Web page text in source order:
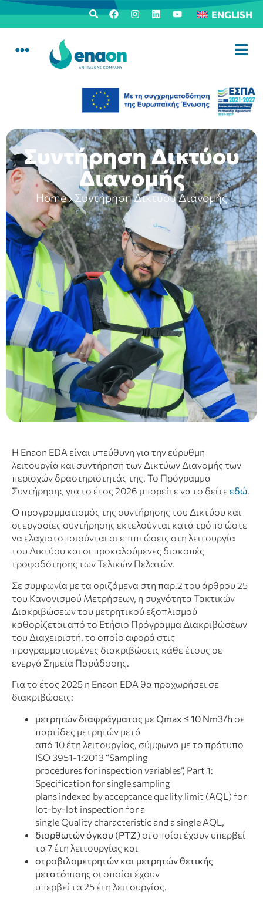
ENGLISH
Συντήρηση Δικτύου
Διανομής
Home›Συντήρηση Δικτύου Διανομής
H Enaon EDA είναι υπεύθυνη για την εύρυθμη
λειτουργία και συντήρηση των Δικτύων Διανομής των
περιοχών δραστηριότητάς της. Το Πρόγραμμα
Συντήρησης για το έτος 2026 μπορείτε να το δείτε εδώ.
Ο προγραμματισμός της συντήρησης του Δικτύου και
οι εργασίες συντήρησης εκτελούνται κατά τρόπο ώστε
να ελαχιστοποιούνται οι επιπτώσεις στη λειτουργία
του Δικτύου και οι προκαλούμενες διακοπές
τροφοδότησης των Τελικών Πελατών.
Σε συμφωνία με τα οριζόμενα στη παρ.2 του άρθρου 25
του Κανονισμού Μετρήσεων, η συχνότητα Τακτικών
Διακριβώσεων του μετρητικού εξοπλισμού
καθορίζεται από το Ετήσιο Πρόγραμμα Διακριβώσεων
του Διαχειριστή, το οποίο αφορά στις
προγραμματισμένες διακριβώσεις κάθε έτους σε
ενεργά Σημεία Παράδοσης.
Για το έτος 2025 η Εnaon EDA θα προχωρήσει σε
διακριβώσεις:
μετρητών διαφράγματος με Qmax ≤ 10 Νm3/h σε
παρτίδες μετρητών μετά
από 10 έτη λειτουργίας, σύμφωνα με το πρότυπο
ISO 3951-1:2013 “Sampling
procedures for inspection variables”, Part 1:
Specification for single sampling
plans indexed by acceptance quality limit (AQL) for
lot-by-lot inspection for a
single Quality characteristic and a single AQL,
διορθωτών όγκου (PTZ) οι οποίοι έχουν υπερβεί
τα 7 έτη λειτουργίας και
στροβιλομετρητών και μετρητών θετικής
μετατόπισης οι οποίοι έχουν
υπερβεί τα 25 έτη λειτουργίας.